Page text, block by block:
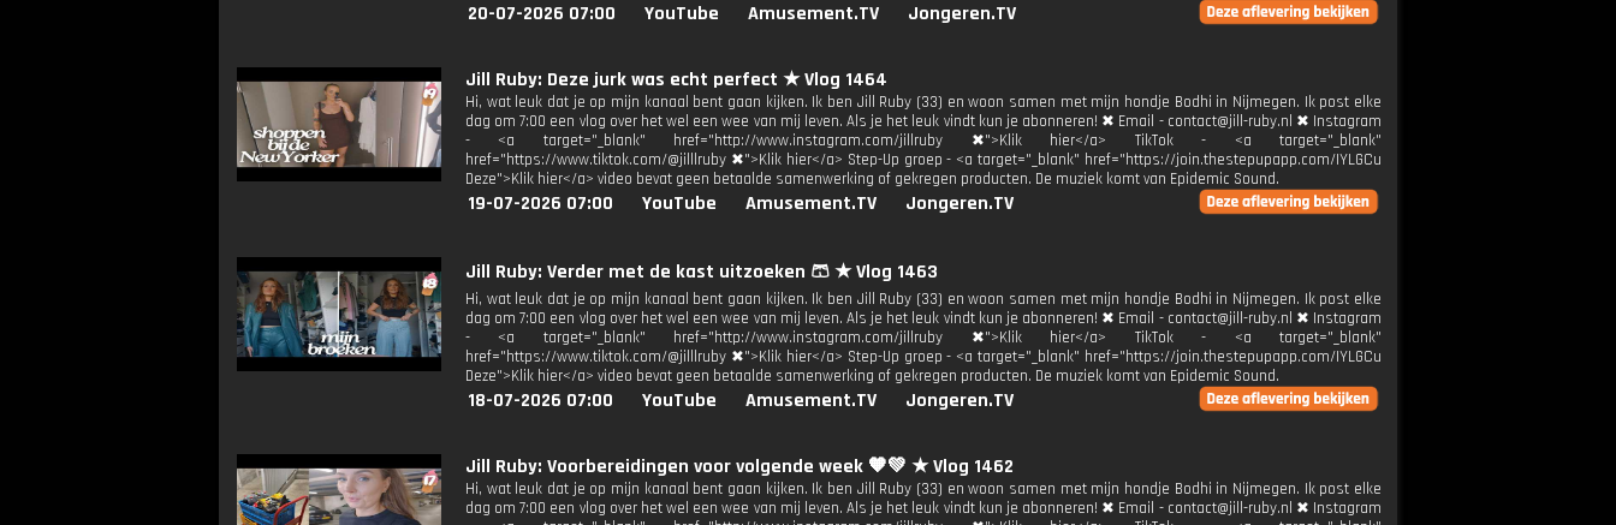
20-07-2026 07:00 YouTube Amusement.TV Jongeren.TV
Jill Ruby: Deze jurk was echt perfect ★ Vlog 1464
Hi, wat leuk dat je op mijn kanaal bent gaan kijken. Ik ben Jill Ruby (33) en woon samen met mijn hondje Bodhi in Nijmegen. Ik post elke
dag om 7:00 een vlog over het wel een wee van mij leven. Als je het leuk vindt kun je abonneren! ✖ Email - contact@jill-ruby.nl ✖ Instagram
- <a target="_blank" href="http://www.instagram.com/jillruby ✖">Klik hier</a> TikTok - <a target="_blank"
href="https://www.tiktok.com/@jilllruby ✖">Klik hier</a> Step-Up groep - <a target="_blank" href="https://join.thestepupapp.com/IYLGCu
Deze">Klik hier</a> video bevat geen betaalde samenwerking of gekregen producten. De muziek komt van Epidemic Sound.
19-07-2026 07:00 YouTube Amusement.TV Jongeren.TV
Jill Ruby: Verder met de kast uitzoeken 🩳 ★ Vlog 1463
Hi, wat leuk dat je op mijn kanaal bent gaan kijken. Ik ben Jill Ruby (33) en woon samen met mijn hondje Bodhi in Nijmegen. Ik post elke
dag om 7:00 een vlog over het wel een wee van mij leven. Als je het leuk vindt kun je abonneren! ✖ Email - contact@jill-ruby.nl ✖ Instagram
- <a target="_blank" href="http://www.instagram.com/jillruby ✖">Klik hier</a> TikTok - <a target="_blank"
href="https://www.tiktok.com/@jilllruby ✖">Klik hier</a> Step-Up groep - <a target="_blank" href="https://join.thestepupapp.com/IYLGCu
Deze">Klik hier</a> video bevat geen betaalde samenwerking of gekregen producten. De muziek komt van Epidemic Sound.
18-07-2026 07:00 YouTube Amusement.TV Jongeren.TV
Jill Ruby: Voorbereidingen voor volgende week 🧡💚 ★ Vlog 1462
Hi, wat leuk dat je op mijn kanaal bent gaan kijken. Ik ben Jill Ruby (33) en woon samen met mijn hondje Bodhi in Nijmegen. Ik post elke
dag om 7:00 een vlog over het wel een wee van mij leven. Als je het leuk vindt kun je abonneren! ✖ Email - contact@jill-ruby.nl ✖ Instagram